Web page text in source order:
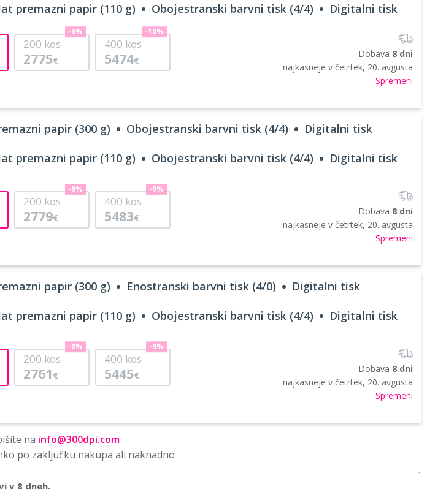
premazni papir (110 g) Obojestranski barvni tisk (4/4) Digitalni tisk
200 kos
2775€
-8%
400 kos
5474€
-10%
Dobava 8 dni
najkasneje v četrtek, 20. avgusta
Spremeni
papir (300 g) Obojestranski barvni tisk (4/4) Digitalni tisk
premazni papir (110 g) Obojestranski barvni tisk (4/4) Digitalni tisk
200 kos
2779€
-8%
400 kos
5483€
-9%
Dobava 8 dni
najkasneje v četrtek, 20. avgusta
Spremeni
papir (300 g) Enostranski barvni tisk (4/0) Digitalni tisk
premazni papir (110 g) Obojestranski barvni tisk (4/4) Digitalni tisk
200 kos
2761 €
-8%
400 kos
5445€
-9%
Dobava 8 dni
najkasneje v četrtek, 20. avgusta
Spremeni
na info@300dpi.com
po zaključku nakupa ali naknadno
v 8 dneh.